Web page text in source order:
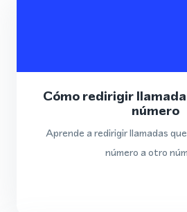
Cómo redirigir
número
Aprende a redirigir llamadas
número a otro